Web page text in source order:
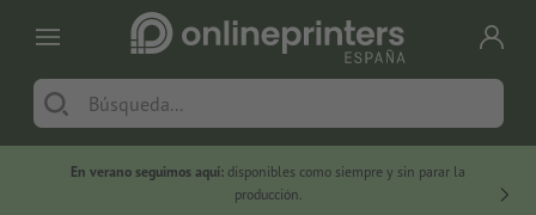
En verano seguimos aquí: disponibles como siempre y sin parar la
producción.